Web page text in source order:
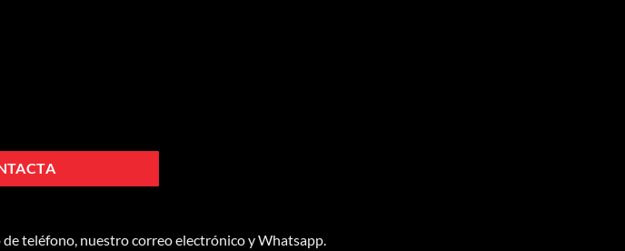
teléfono, nuestro correo electrónico y Whatsapp.